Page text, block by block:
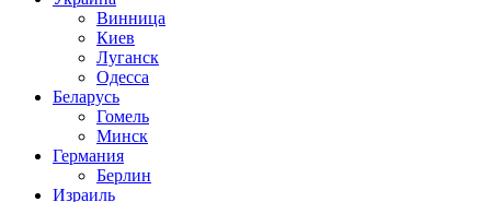
Винница
Киев
Луганск
Одесса
Беларусь
Гомель
Минск
Германия
Берлин
Израиль